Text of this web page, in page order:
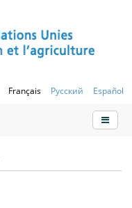
Français Русский Español